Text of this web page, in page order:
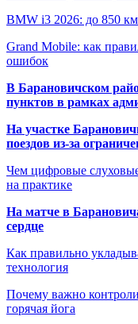
BMW i3 2026: до 850 км
Grand Mobile: как
ошибок
В Барановичском
пунктов в рамках
На участке
поездов из-за
Чем цифровые
на практике
На матче в
сердце
Как правильно
технология
Почему важно
горячая йога